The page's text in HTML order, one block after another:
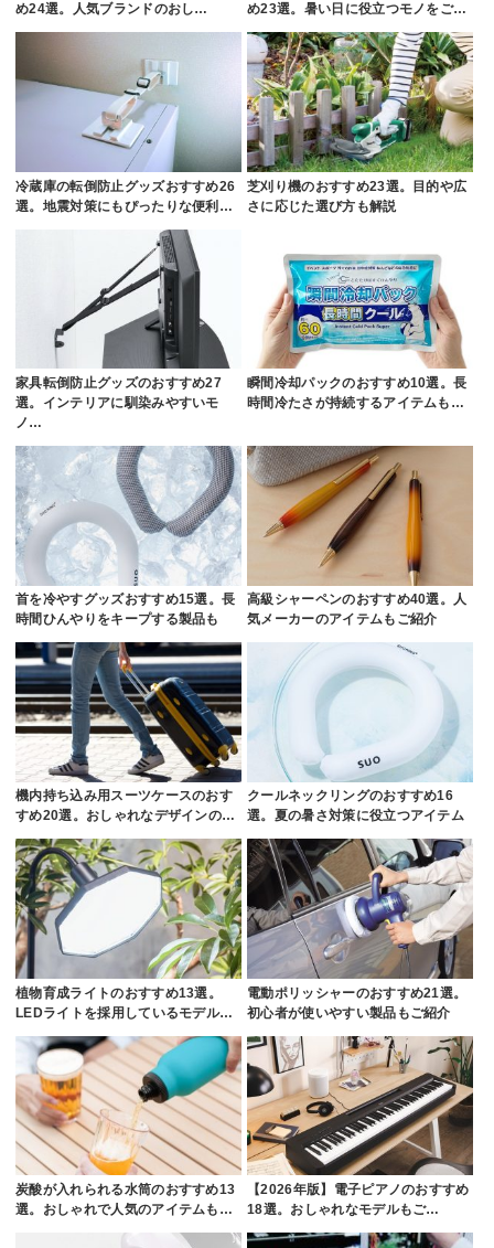
め24選。人気ブランドのおし…
め23選。暑い日に役立つモノをご…
冷蔵庫の転倒防止グッズおすすめ26
選。地震対策にもぴったりな便利…
芝刈り機のおすすめ23選。目的や広
さに応じた選び方も解説
家具転倒防止グッズのおすすめ27
選。インテリアに馴染みやすいモ
ノ…
瞬間冷却パックのおすすめ10選。長
時間冷たさが持続するアイテムも…
首を冷やすグッズおすすめ15選。長
時間ひんやりをキープする製品も
高級シャーペンのおすすめ40選。人
気メーカーのアイテムもご紹介
機内持ち込み用スーツケースのおす
すめ20選。おしゃれなデザインの…
クールネックリングのおすすめ16
選。夏の暑さ対策に役立つアイテム
植物育成ライトのおすすめ13選。
LEDライトを採用しているモデル…
電動ポリッシャーのおすすめ21選。
初心者が使いやすい製品もご紹介
炭酸が入れられる水筒のおすすめ13
選。おしゃれで人気のアイテムも…
【2026年版】電子ピアノのおすすめ
18選。おしゃれなモデルもご…